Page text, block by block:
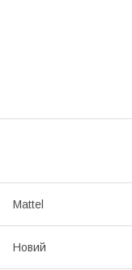
Mattel
Новий